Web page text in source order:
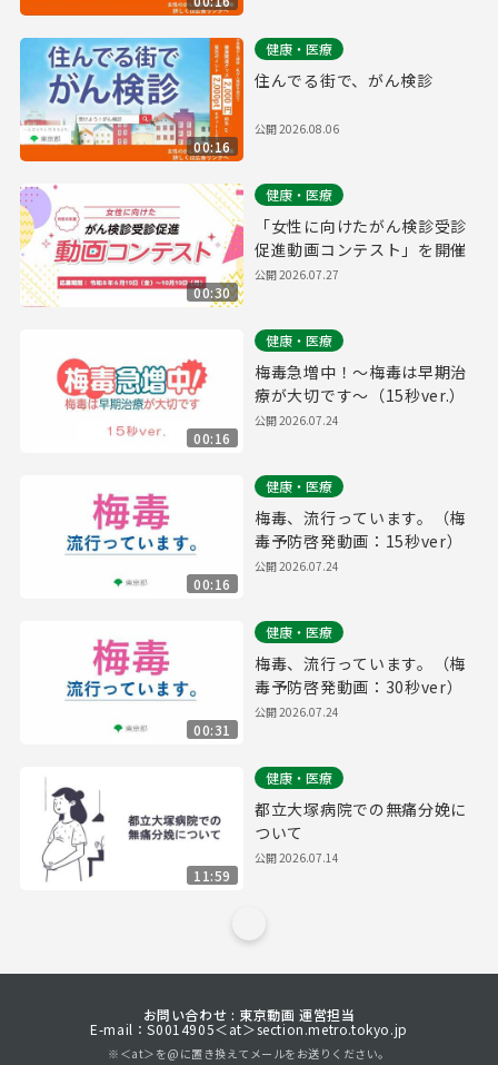
00:16
健康・医療
住んでる街で、がん検診
公開2026.08.06
00:30
健康・医療
「女性に向けたがん検診受診
促進動画コンテスト」を開催
公開2026.07.27
00:16
健康・医療
梅毒急増中！～梅毒は早期治
療が大切です～（15秒ver.）
公開2026.07.24
00:16
健康・医療
梅毒、流行っています。（梅
毒予防啓発動画：15秒ver）
公開2026.07.24
00:31
健康・医療
梅毒、流行っています。（梅
毒予防啓発動画：30秒ver）
公開2026.07.24
11:59
健康・医療
都立大塚病院での無痛分娩に
ついて
公開2026.07.14
お問い合わせ : 東京動画 運営担当
E-mail：S0014905＜at＞section.metro.tokyo.jp
※＜at＞を@に置き換えてメールをお送りください。